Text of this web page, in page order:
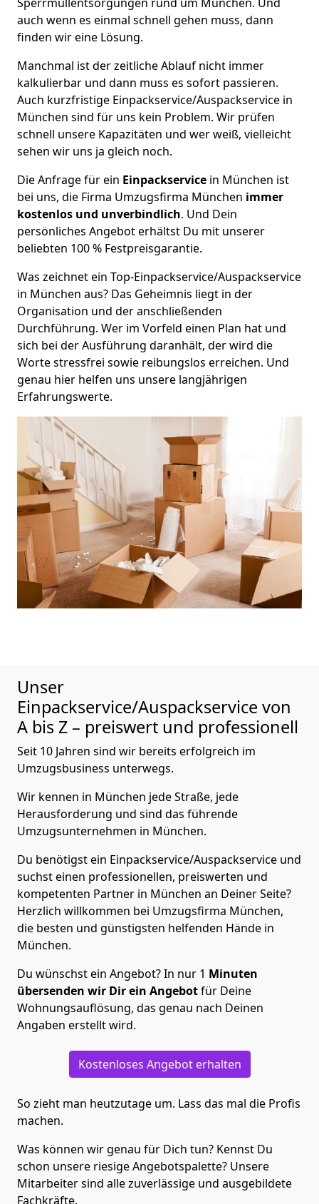
auch wenn es einmal schnell gehen muss, dann
finden wir eine Lösung.
Manchmal ist der zeitliche Ablauf nicht immer
kalkulierbar und dann muss es sofort passieren.
Auch kurzfristige Einpackservice/Auspackservice in
München sind für uns kein Problem. Wir prüfen
schnell unsere Kapazitäten und wer weiß, vielleicht
sehen wir uns ja gleich noch.
Die Anfrage für ein Einpackservice in München ist
bei uns, die Firma Umzugsfirma München immer
kostenlos und unverbindlich. Und Dein
persönliches Angebot erhältst Du mit unserer
beliebten 100 % Festpreisgarantie.
Was zeichnet ein Top-Einpackservice/Auspackservice
in München aus? Das Geheimnis liegt in der
Organisation und der anschließenden
Durchführung. Wer im Vorfeld einen Plan hat und
sich bei der Ausführung daranhält, der wird die
Worte stressfrei sowie reibungslos erreichen. Und
genau hier helfen uns unsere langjährigen
Erfahrungswerte.
Unser
Einpackservice/Auspackservice von
A bis Z – preiswert und professionell
Seit 10 Jahren sind wir bereits erfolgreich im
Umzugsbusiness unterwegs.
Wir kennen in München jede Straße, jede
Herausforderung und sind das führende
Umzugsunternehmen in München.
Du benötigst ein Einpackservice/Auspackservice und
suchst einen professionellen, preiswerten und
kompetenten Partner in München an Deiner Seite?
Herzlich willkommen bei Umzugsfirma München,
die besten und günstigsten helfenden Hände in
München.
Du wünschst ein Angebot? In nur 1 Minuten
übersenden wir Dir ein Angebotfür Deine
Wohnungsauflösung, das genau nach Deinen
Angaben erstellt wird.
Kostenloses Angebot erhalten
So zieht man heutzutage um. Lass das mal die Profis
machen.
Was können wir genau für Dich tun? Kennst Du
schon unsere riesige Angebotspalette? Unsere
Mitarbeiter sind alle zuverlässige und ausgebildete
Fachkräfte.